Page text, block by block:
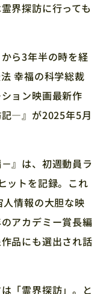
界探訪に行っても
ら3年半の時を経
幸福の科学総裁
ョン映画最新作
記―』が2025年5月
』は、初週動員ラ
ットを記録。これ
情報の大胆な映
アカデミー賞長編
品にも選出され話
「霊界探訪」。と